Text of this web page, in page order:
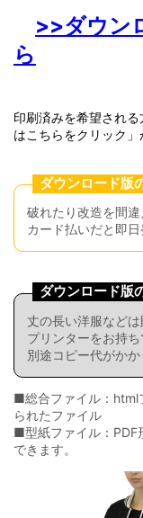
>>ダウン
ら
印刷済みを希望され
はこちらをクリック
ダウンロード版
破れたり改造を間違
カード払いだと即日
ダウンロード版
丈の長い洋服などは
プリンターをお持
別途コピー代がかか
■総合ファイル：
られたファイル
■型紙ファイル：
できます。